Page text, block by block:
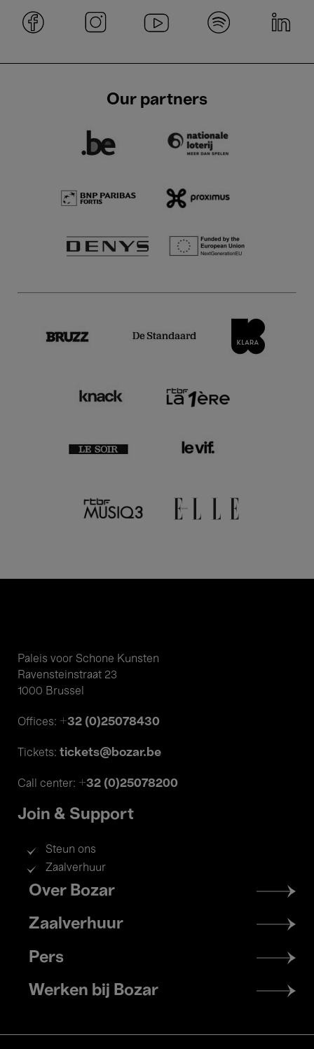
Our partners
Paleis voor Schone Kunsten
Ravensteinstraat 23
1000 Brussel
Offices: +32 (0)25078430
Tickets: tickets@bozar.be
Call center: +32 (0)25078200
Join & Support
Steun ons
Zaalverhuur
Footer
menu
Over Bozar
Zaalverhuur
Pers
Werken bij Bozar